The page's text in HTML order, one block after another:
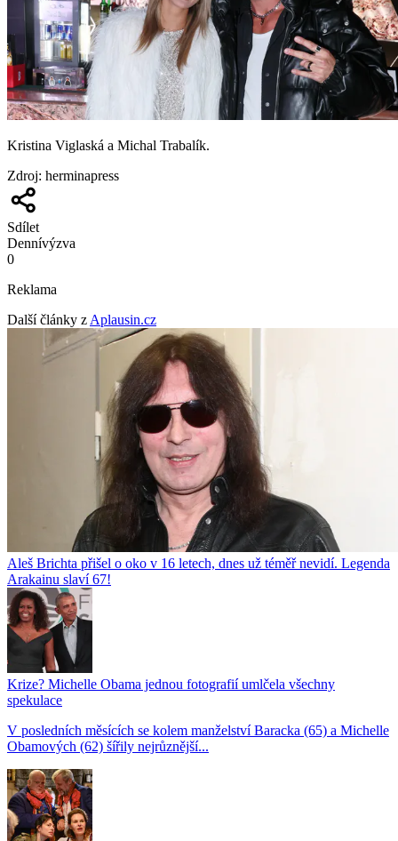
Kristina Viglaská a Michal Trabalík.
Zdroj: herminapress
Sdílet
Dennívýzva
0
Reklama
Další články z Aplausin.cz
Aleš Brichta přišel o oko v 16 letech, dnes už téměř nevidí. Legenda
Arakainu slaví 67!
Krize? Michelle Obama jednou fotografií umlčela všechny
spekulace
V posledních měsících se kolem manželství Baracka (65) a Michelle
Obamových (62) šířily nejrůznější...